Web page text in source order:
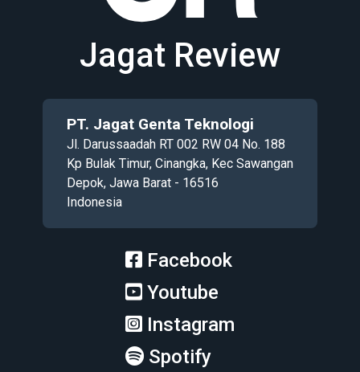
Jagat Review
PT. Jagat Genta Teknologi
Jl. Darussaadah RT 002 RW 04 No. 188
Kp Bulak Timur, Cinangka, Kec Sawangan
Depok, Jawa Barat - 16516
Indonesia
Facebook
Youtube
Instagram
Spotify